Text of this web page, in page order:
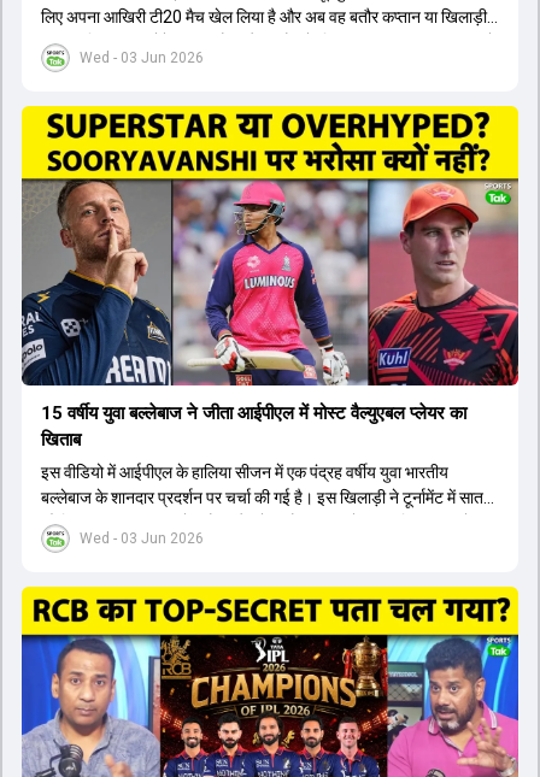
Wed - 03 Jun 2026
लिए अपना आखिरी टी20 मैच खेल लिया है और अब वह बतौर कप्तान या खिलाड़ी
टीम का हिस्सा नहीं होंगे। आयरलैंड और इंग्लैंड के खिलाफ आगामी टी20 सीरीज के
लिए नए कप्तान की तलाश जारी है। इस रेस में श्रेयस अय्यर सबसे आगे चल रहे
पटेल इस रेस में काफी पीछे हैं, जबकि संजू सैमसन और रजत पाटीदार कप्तानी की
दौड़ से बाहर हैं। आगामी सीरीज के लिए वैभव सूर्यवंशी को तीसरे ओपनर के तौर पर
टीम में शामिल किया जाएगा, जबकि अभिषेक शर्मा और संजू सैमसन पहली पसंद
होंगे। इसके अलावा नीतीश रेड्डी को बतौर ऑलराउंडर ज्यादा मौके मिलेंगे। अजीत
अगरकर की अगुवाई वाली चयन समिति और कोच गौतम गंभीर आगामी टी20 वर्ल्ड
कप और 2028 ओलंपिक के लिए लंबी अवधि का विजन लेकर चल रहे हैं।
Wed - 03 Jun 2026
15 वर्षीय युवा बल्लेबाज ने जीता आईपीएल में मोस्ट वैल्युएबल प्लेयर का
खिताब
इस वीडियो में आईपीएल के हालिया सीजन में एक पंद्रह वर्षीय युवा भारतीय
बल्लेबाज के शानदार प्रदर्शन पर चर्चा की गई है। इस खिलाड़ी ने टूर्नामेंट में सात
सौ छिहत्तर रन बनाकर ऑरेंज कैप और मोस्ट वैल्युएबल प्लेयर का खिताब अपने नाम
किया है। वीडियो में बताया गया है कि ऑस्ट्रेलियाई टीम के वर्तमान कप्तान और
ऑस्ट्रेलियाई कप्तान के अनुसार, शुरुआत में लोगों को इस खिलाड़ी के प्रदर्शन पर
संदेह था, लेकिन अब उसने खुद को एक बेहतरीन बल्लेबाज साबित कर दिया है जो
गेंद को बाउंड्री के काफी पार मारने की क्षमता रखता है। वहीं, इंग्लैंड के पूर्व कप्तान
ने कहा कि टूर्नामेंट जीतने वाली टीम के अलावा इस सीजन की सबसे बड़ी बात इस
युवा खिलाड़ी का प्रदर्शन रहा है, जिसे देखने के लिए स्टेडियम में भारी भीड़ उमड़ती
थी। शानदार प्रदर्शन के बाद इस युवा खिलाड़ी को श्रीलंका में होने वाली
त्रिकोणीय सीरीज के लिए इंडिया ए टीम में भी शामिल कर लिया गया है।